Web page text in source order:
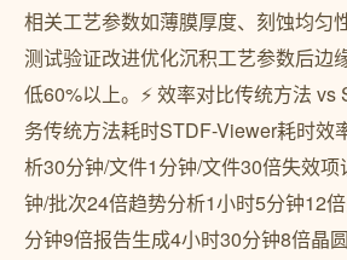
相关工艺参数如薄膜厚度、刻蚀均匀
测试验证改进优化沉积工艺参数后边
低60%以上。⚡ 效率对比传统方法
务传统方法耗时STDF-Viewer耗时效
析30分钟/文件1分钟/文件30倍失效
钟/批次24倍趋势分析1小时5分钟12
分钟9倍报告生成4小时30分钟8倍晶